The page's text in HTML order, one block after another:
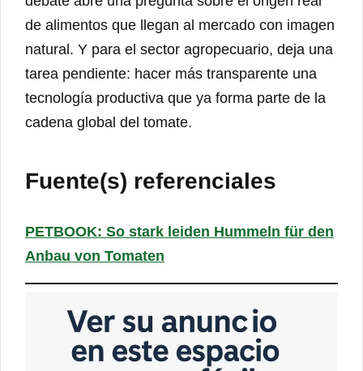
de alimentos que llegan al mercado con imagen
natural. Y para el sector agropecuario, deja una
tarea pendiente: hacer más transparente una
tecnología productiva que ya forma parte de la
cadena global del tomate.
Fuente(s) referenciales
PETBOOK: So stark leiden Hummeln für den
Anbau von Tomaten